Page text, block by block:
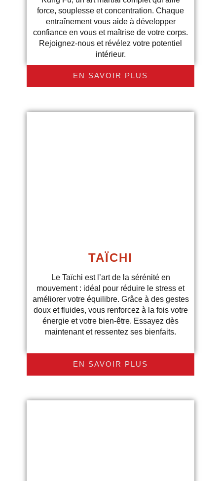
force, souplesse et concentration. Chaque
entraînement vous aide à développer
confiance en vous et maîtrise de votre corps.
Rejoignez-nous et révélez votre potentiel
intérieur.
EN SAVOIR PLUS
TAÏCHI
Le Taïchi est l’art de la sérénité en
mouvement : idéal pour réduire le stress et
améliorer votre équilibre. Grâce à des gestes
doux et fluides, vous renforcez à la fois votre
énergie et votre bien-être. Essayez dès
maintenant et ressentez ses bienfaits.
EN SAVOIR PLUS